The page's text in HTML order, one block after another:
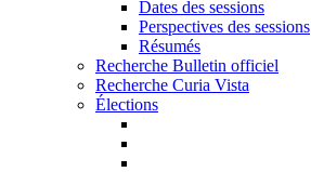
Dates des sessions
Perspectives des sessions
Résumés
Recherche Bulletin officiel
Recherche Curia Vista
Élections